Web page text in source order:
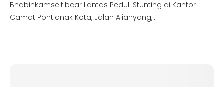
Bhabinkamseltibcar Lantas Peduli Stunting di Kantor
Camat Pontianak Kota, Jalan Alianyang,…